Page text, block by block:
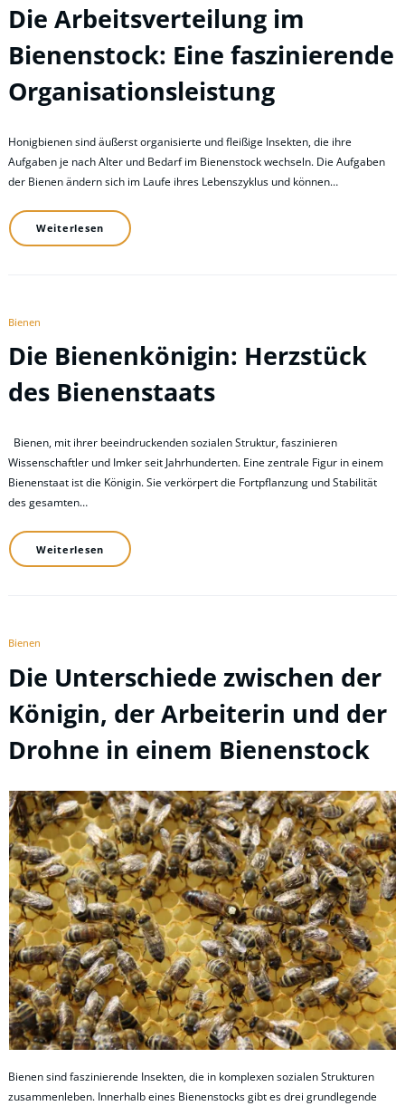
Die Arbeitsverteilung im
Bienenstock: Eine faszinierende
Organisationsleistung
Honigbienen sind äußerst organisierte und fleißige Insekten, die ihre
Aufgaben je nach Alter und Bedarf im Bienenstock wechseln. Die Aufgaben
der Bienen ändern sich im Laufe ihres Lebenszyklus und können…
Weiterlesen
Bienen
Die Bienenkönigin: Herzstück
des Bienenstaats
Bienen, mit ihrer beeindruckenden sozialen Struktur, faszinieren
Wissenschaftler und Imker seit Jahrhunderten. Eine zentrale Figur in einem
Bienenstaat ist die Königin. Sie verkörpert die Fortpflanzung und Stabilität
des gesamten…
Weiterlesen
Bienen
Die Unterschiede zwischen der
Königin, der Arbeiterin und der
Drohne in einem Bienenstock
Bienen sind faszinierende Insekten, die in komplexen sozialen Strukturen
zusammenleben. Innerhalb eines Bienenstocks gibt es drei grundlegende